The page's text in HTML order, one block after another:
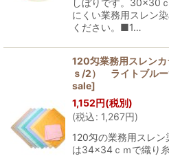
しぼりです。30×30
にくい業務用スレン
ください。■1…
120匁業務用スレン
ｓ/2） ライトブルー
sale]
1,152円(税別)
(税込: 1,267円)
120匁の業務用スレ
は34×34ｃｍで織り